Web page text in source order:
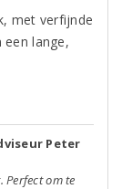
met verfijnde
een lange,
Peter
Perfect om te